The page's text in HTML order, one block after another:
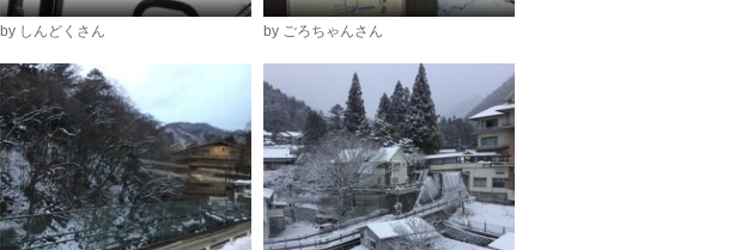
by しんどくさん by ごろちゃんさん